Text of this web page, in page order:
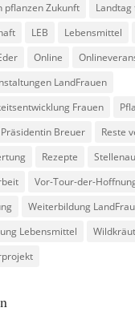
pflanzen Zukunft
LEB Lebensmittel
Online
LandFrauen
Frauen
Präsidentin Breuer
Reste
Rezepte
Vor-Tour-der-
Weiterbildung
Lebensmittel